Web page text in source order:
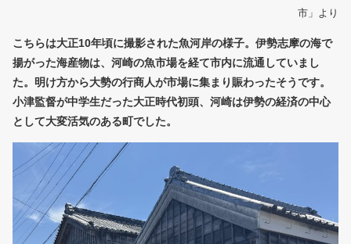
市」より
こちらは大正10年頃に撮影された魚河岸の様子。伊勢志摩の海で
揚がった海産物は、河崎の魚市場を経て市内に流通していまし
た。明け方から大勢の行商人が市場に集まり賑わったそうです。
小津監督が中学生だった大正時代初頭、河崎は伊勢の経済の中心
として大変活気のある町でした。